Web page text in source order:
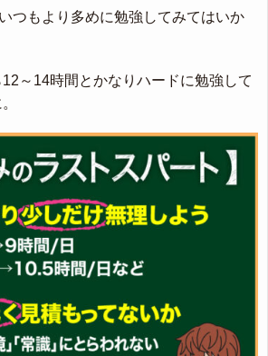
つもより多めに勉強してみてはいか
～14時間とかなりハードに勉強して